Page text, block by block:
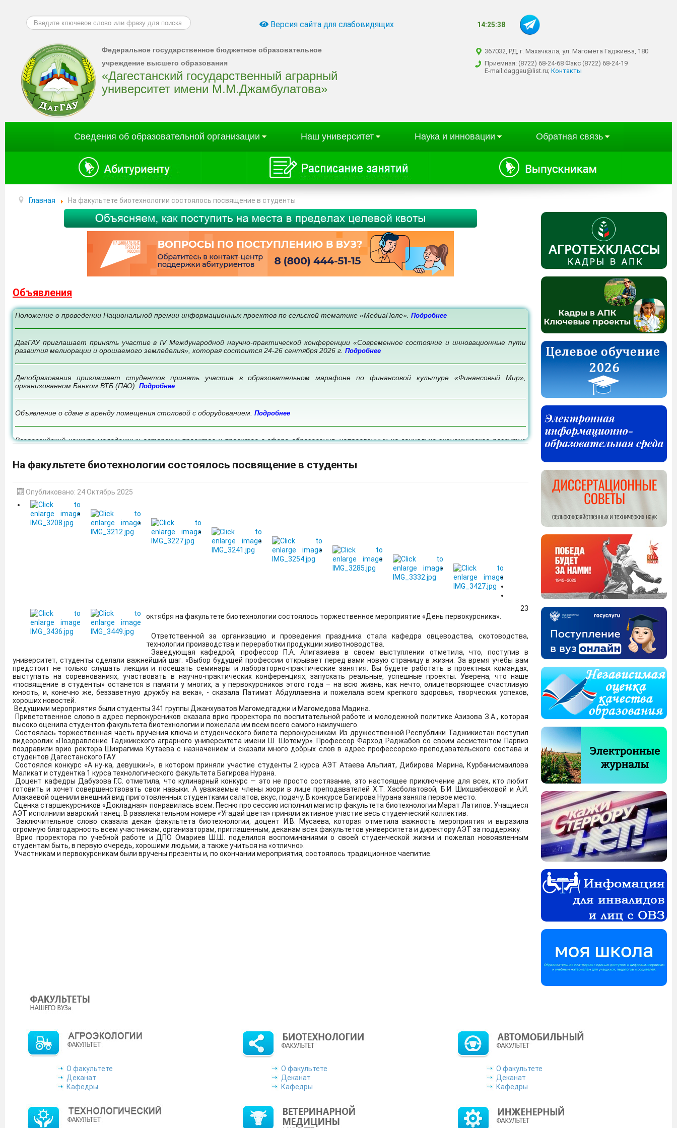
Искать... Версия сайта для слабовидящих 14:25:39
Федеральное государственное бюджетное образовательное
учреждение высшего образования
«Дагестанский государственный аграрный
университет имени М.М.Джамбулатова»
367032, РД, г. Махачкала, ул. Магомета Гаджиева, 180
Приемная: (8722) 68-24-68 Факс (8722) 68-24-19
E-mail:daggau@list.ru; Контакты
Сведения об образовательной организации Наш университет Наука и инновации Обратная связь
Главная На факультете биотехнологии состоялось посвящение в студенты
Объявления
Положение о проведении Национальной премии информационных проектов по сельской тематике «МедиаПоле». Подробнее
ДагГАУ приглашает принять участие в IV Международной научно-практической конференции «Современное состояние и инновационные пути
развития мелиорации и орошаемого земледелия», которая состоится 24-26 сентября 2026 г. Подробнее
Депобразования приглашает студентов принять участие в образовательном марафоне по финансовой культуре «Финансовый Мир»,
организованном Банком ВТБ (ПАО). Подробнее
Объявление о сдаче в аренду помещения столовой с оборудованием. Подробнее
Всероссийский конкурс молодежных авторских проектов и проектов в сфере образования, направленных на социально-экономическое развитие
В Дагестане объявлен набор в войска беспилотной авиации.
С 01.09.25 по 31.08.26 Дагестанскому ГАУ предоставлен доступ к коллекции "ФПУ. 10-11 кл. Изд-во "Просвещение" ЭБС ЛАНЬ, которая находится
https://e.lanbook.com/books/44375
Цифровые плакаты, направленные на обеспечение осмотрительности граждан в условиях возможного использования злоумышленниками
Дагестанский ГАУ готовит учителей агротехнологических классов.
Дагестанский государственный аграрный университет имени М.М. Джамбулатова принимает участие в 2025-2027 года в Федеральном проекте
«Кадры в АПК» национального проекта «Технологическое обеспечение продовольственной безопасности», цель которой обеспечение
укомплектованности кадрами аграрных предприятий на уровне не менее 95% к 2030 году.Подробнее
С каталогом инновационных проектов Дагестанского ГАУ можно ознакомиться здесь. Подробнее
ФКП "Щелковский биокомбинат" приглашает на работу выпускников ВО и СПО по специальностям: биология, микробиология, биотехнология,
ветеринария, инженерия.Подробнее
На сайте журнала "Известия ДагГАУ" представлено приравнивание научных журналов, входящих в наукометрические базы данных, к
журналам Перечня ВАК с распределением по категориям.Подробнее
На сайте журнала "Известия ДагГАУ" представлена рекомендация о категорировании перечня рецензируемых научных изданий, в
которых должны быть опубликованы основные научные результаты диссертаций на соискание.Подробнее
На сайте журнала "Известия ДагГАУ" представлено итоговое распределение научных журналов Перечня ВАК по категориям К1,К2,К3.Подробнее
На сайте журнала "Известия ДагГАУ" представлен перечень рецензируемых научных изданий, в которых должны быть опубликованы основные
научные результаты диссертаций на соискание ученой степени кандидата наук, на соискание ученой степени доктора наук (по состоянию на
19.12.2023 года).Подробнее
На сайте Проблемы развития АПК региона представлено итоговое распределение научных журналов Перечня ВАК по категориям К1,К2,К3.
Подробнее
на соискание ученой степени кандидата наук, на соискание ученой степени доктора наук.Подробнее
защитникам Отечества».Подробнее
ПАО «КАМАЗ» предоставляет широкие возможности для профессионального и карьерного развития молодых работников. Подробнее
На факультете биотехнологии состоялось посвящение в студенты
Опубликовано: 24 Октябрь 2025
23
октября на факультете биотехнологии состоялось торжественное мероприятие «День первокурсника».
Ответственной за организацию и проведения праздника стала кафедра овцеводства, скотоводства,
технологии производства и переработки продукции животноводства.
Заведующая кафедрой, профессор П.А. Алигазиева в своем выступлении отметила, что, поступив в
университет, студенты сделали важнейший шаг. «Выбор будущей профессии открывает перед вами новую страницу в жизни. За время учебы вам
предстоит не только слушать лекции и посещать семинары и лабораторно-практические занятия. Вы будете работать в проектных командах,
выступать на соревнованиях, участвовать в научно-практических конференциях, запускать реальные, успешные проекты. Уверена, что наше
«посвящение в студенты» останется в памяти у многих, а у первокурсников этого года – на всю жизнь, как нечто, олицетворяющее счастливую
юность, и, конечно же, беззаветную дружбу на века», - сказала Патимат Абдуллаевна и пожелала всем крепкого здоровья, творческих успехов,
хороших новостей.
Ведущими мероприятия были студенты 341 группы Джанхуватов Магомедгаджи и Магомедова Мадина.
Приветственное слово в адрес первокурсников сказала врио проректора по воспитательной работе и молодежной политике Азизова З.А., которая
высоко оценила студентов факультета биотехнологии и пожелала им всем всего самого наилучшего.
Состоялась торжественная часть вручения ключа и студенческого билета первокурсникам. Из дружественной Республики Таджикистан поступил
видеоролик «Поздравление Таджикского аграрного университета имени Ш. Шотемур». Профессор Фарход Раджабов со своим ассистентом Парвиз
поздравили врио ректора Шихрагима Кутаева с назначением и сказали много добрых слов в адрес профессорско-преподавательского состава и
студентов Дагестанского ГАУ.
Состоялся конкурс «А ну-ка, девушки»!», в котором приняли участие студенты 2 курса АЭТ Атаева Альпият, Дибирова Марина, Курбанисмаилова
Маликат и студентка 1 курса технологического факультета Багирова Нурана.
Доцент кафедры Дабузова Г.С. отметила, что кулинарный конкурс — это не просто состязание, это настоящее приключение для всех, кто любит
готовить и хочет совершенствовать свои навыки. А уважаемые члены жюри в лице преподавателей Х.Т. Хасболатовой, Б.И. Шихшабековой и А.И.
Алакаевой оценили внешний вид приготовленных студентками салатов, вкус, подачу. В конкурсе Багирова Нурана заняла первое место.
Сценка старшекурсников «Докладная» понравилась всем. Песню про сессию исполнил магистр факультета биотехнологии Марат Латипов. Учащиеся
АЭТ исполнили аварский танец. В развлекательном номере «Угадай цвета» приняли активное участие весь студенческий коллектив.
Заключительное слово сказала декан факультета биотехнологии, доцент И.В. Мусаева, которая отметила важность мероприятия и выразила
огромную благодарность всем участникам, организаторам, приглашенным, деканам всех факультетов университета и директору АЭТ за поддержку.
Врио проректора по учебной работе и ДПО Омариев Ш.Ш. поделился воспоминаниями о своей студенческой жизни и пожелал новоявленным
студентам быть, в первую очередь, хорошими людьми, а также учиться на «отлично».
Участникам и первокурсникам были вручены презенты и, по окончании мероприятия, состоялось традиционное чаепитие.
О факультете
Деканат
Кафедры
О факультете
Деканат
Кафедры
О факультете
Деканат
Кафедры